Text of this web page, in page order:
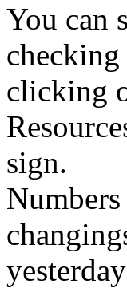
You can
clicking
sign.